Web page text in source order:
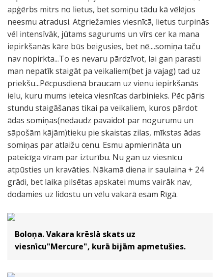
apģērbs mitrs no lietus, bet somiņu tādu kā vēlējos
neesmu atradusi. Atgriežamies viesnīcā, lietus turpinās
vēl intensīvāk, jūtams sagurums un vīrs cer ka mana
iepirkšanās kāre būs beigusies, bet nē....somiņa taču
nav nopirkta...To es nevaru pārdzīvot, lai gan parasti
man nepatīk staigāt pa veikaliem(bet ja vajag) tad uz
priekšu...Pēcpusdienā braucam uz vienu iepirkšanās
ielu, kuru mums ieteica viesnīcas darbinieks. Pēc pāris
stundu staigāšanas tikai pa veikaliem, kuros pārdot
ādas somiņas(nedaudz pavaidot par nogurumu un
sāpošām kājām)tieku pie skaistas zilas, mīkstas ādas
somiņas par atlaižu cenu. Esmu apmierināta un
pateicīga vīram par izturību. Nu gan uz viesnīcu
atpūsties un kravāties. Nākamā diena ir saulaina + 24
grādi, bet laika pilsētas apskatei mums vairāk nav,
dodamies uz lidostu un vēlu vakarā esam Rīgā.
Boloņa. Vakara krēslā skats uz
viesnīcu"Mercure", kurā bijām apmetušies.